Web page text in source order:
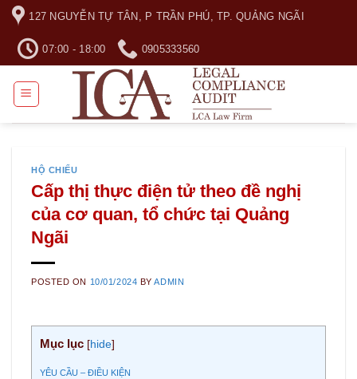
Skip
content
127 NGUYỄN TỰ TÂN, P TRẦN PHÚ, TP. QUẢNG NGÃI
07:00 - 18:00 0905333560
HỘ CHIẾU
Cấp thị thực điện tử theo đề nghị
của cơ quan, tổ chức tại Quảng
Ngãi
POSTED ON 10/01/2024 BYADMIN
Mục lục [hide]
YÊU CẦU – ĐIỀU KIỆN